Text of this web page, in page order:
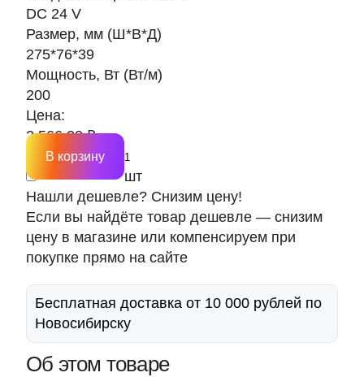
DC 24 V
Размер, мм (Ш*В*Д)
275*76*39
Мощность, Вт (Вт/м)
200
Цена:
2 566.20 ₽
шт
В корзину
Нашли дешевле? Снизим цену!
Если вы найдёте товар дешевле — снизим
цену в магазине или компенсируем при
покупке прямо на сайте
Бесплатная доставка от 10 000 рублей по
Новосибирску
Об этом товаре